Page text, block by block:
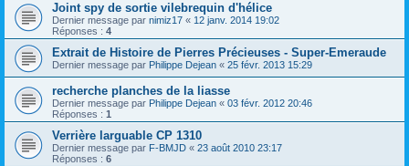
Joint spy de sortie vilebrequin d'hélice
Dernier message par nimiz17 « 12 janv. 2014 19:02
Réponses : 4
Extrait de Histoire de Pierres Précieuses - Super-Emeraude
Dernier message par Philippe Dejean « 25 févr. 2013 15:29
recherche planches de la liasse
Dernier message par Philippe Dejean « 03 févr. 2012 20:46
Réponses : 1
Verrière larguable CP 1310
Dernier message par F-BMJD « 23 août 2010 23:17
Réponses : 6